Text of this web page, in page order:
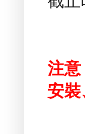
注意
安